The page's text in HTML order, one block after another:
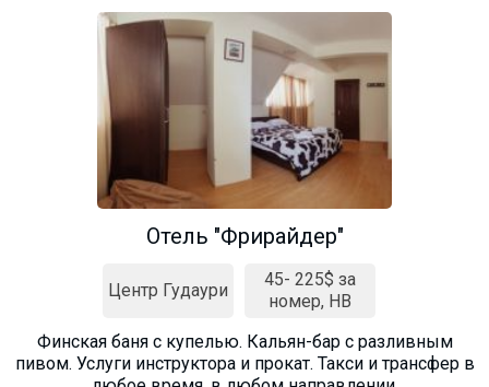
Отель "Фрирайдер"
Центр Гудаури
45- 225$ за
номер, HB
Финская баня с купелью. Кальян-бар с разливным
пивом. Услуги инструктора и прокат. Такси и трансфер в